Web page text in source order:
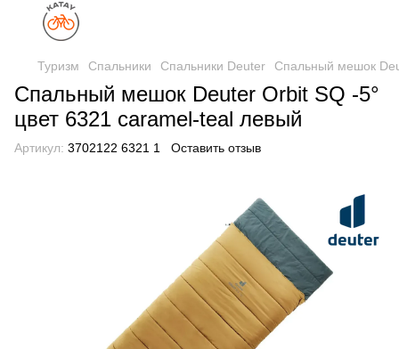
Туризм Спальники Спальники Deuter Спальный мешок
Спальный мешок Deuter Orbit SQ -5°
цвет 6321 caramel-teal левый
Артикул: 3702122 6321 1 Оставить отзыв